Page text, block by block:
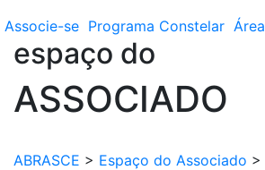
Associe-se Programa Constelar Área
espaço do
ASSOCIADO
ABRASCE > Espaço do Associado >